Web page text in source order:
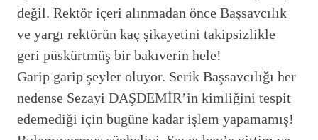
değil. Rektör içeri alınmadan önce Başsavcılık
ve yargı rektörün kaç şikayetini takipsizlikle
geri püskürtmüş bir bakıverin hele!
Garip garip şeyler oluyor. Serik Başsavcılığı her
nedense Sezayi DAŞDEMİR’in kimliğini tespit
edemediği için bugüne kadar işlem yapamamış!